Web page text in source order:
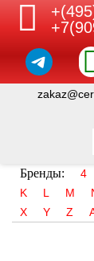
Бренды: 4
K
L M
X
Y Z